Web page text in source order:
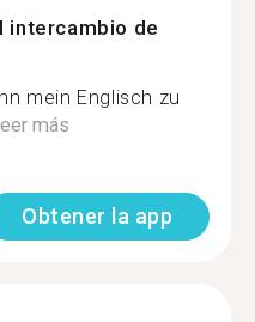
intercambio de
mein Englisch zu
más
Obtener la app